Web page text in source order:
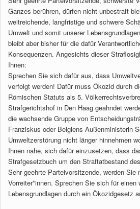
Ganzes berühren, dürfen nicht unbestraft
weitreichende, langfristige und schwere
Umwelt und somit unserer
bleibt aber bisher für die dafür
Konsequenzen. Angesichts dieser
Ihnen:
Sprechen Sie sich dafür aus, dass
verfolgt werden! Dafür muss Ökozid durch
Römischen Statuts als 5.
Strafgerichtshof in Den Haag geahndet
die wachsende Gruppe von
Franziskus oder Belgiens Außenministerin
Umweltzerstörung nicht länger hinnehmen
Ihnen nahe, sich dafür einzusetzen, dass
Strafgesetzbuch um den Straftatbestand
Sehr geehrte Parteivorsitzende, werden Sie
Vorreiter*innen. Sprechen Sie sich für
Lebensgrundlagen durch ein Ökozidgesetz